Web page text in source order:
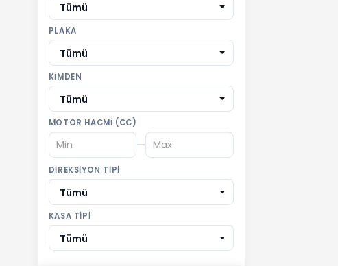
Tümü
PLAKA
Tümü
KIMDEN
Tümü
MOTOR HACMI (CC)
—
DIREKSIYON TIPI
Tümü
KASA TIPI
Tümü